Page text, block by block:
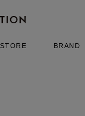
STORE BRAND